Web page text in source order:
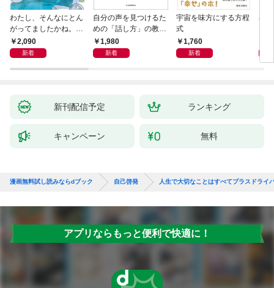
わたし、そんなにとん
がってましたかね。
獅子座、Ａ型、丙午は
めぐる
2,090
新着
自分の声を見つけるた
めの「話し方」の教
室 Ｏｒａｃｙ（オラ
シー）
1,980
新着
宇宙を味方にする方程
式
1,760
新着
基
新刊配信予定 ランキング
キャンペーン 無料
漫画無料試し読みならdブック 自己啓発 人生で大切なことはすべてプラスドライ
アプリならもっと便利で快適に！